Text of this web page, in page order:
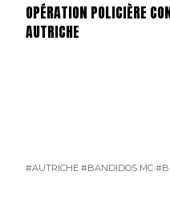
OPÉRATION POLICIÈRE
AUTRICHE
#AUTRICHE #BANDIDOS MC